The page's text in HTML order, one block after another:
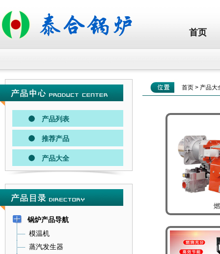
首页
产品列表
推荐产品
产品大全
锅炉产品导航
模温机
蒸汽发生器
首页 > 产品大